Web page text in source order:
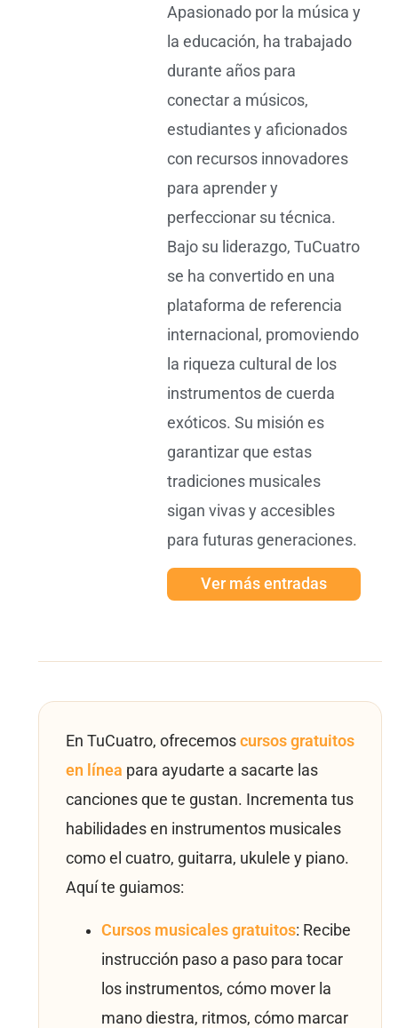
Apasionado por la música y
la educación, ha trabajado
durante años para
conectar a músicos,
estudiantes y aficionados
con recursos innovadores
para aprender y
perfeccionar su técnica.
Bajo su liderazgo, TuCuatro
se ha convertido en una
plataforma de referencia
internacional, promoviendo
la riqueza cultural de los
instrumentos de cuerda
exóticos. Su misión es
garantizar que estas
tradiciones musicales
sigan vivas y accesibles
para futuras generaciones.
Ver más entradas
En TuCuatro, ofrecemos cursos gratuitos
en línea para ayudarte a sacarte las
canciones que te gustan. Incrementa tus
habilidades en instrumentos musicales
como el cuatro, guitarra, ukulele y piano.
Aquí te guiamos:
Cursos musicales gratuitos: Recibe
instrucción paso a paso para tocar
los instrumentos, cómo mover la
mano diestra, ritmos, cómo marcar